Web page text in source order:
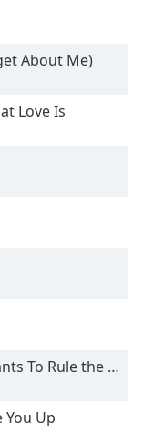
About Me)
Love Is
Rule the World
You Up